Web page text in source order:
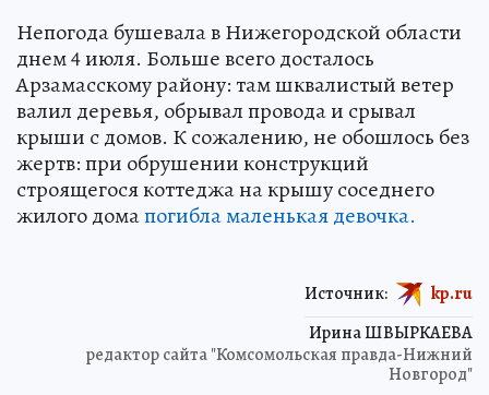
Непогода бушевала в Нижегородской области
днем 4 июля. Больше всего досталось
Арзамасскому району: там шквалистый ветер
валил деревья, обрывал провода и срывал
крыши с домов. К сожалению, не обошлось без
жертв: при обрушении конструкций
строящегося коттеджа на крышу соседнего
жилого домапогибла маленькая девочка.
Ирина ШВЫРКАЕВА
редактор сайта "Комсомольская правда-Нижний
Новгород"
Источник: kp.ru